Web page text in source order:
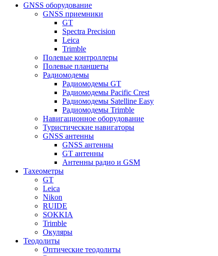
GNSS оборудование
GNSS приемники
GT
Spectra Precision
Leica
Trimble
Полевые контроллеры
Полевые планшеты
Радиомодемы
Радиомодемы GT
Радиомодемы Pacific Crest
Радиомодемы Satelline Easy
Радиомодемы Trimble
Навигационное оборудование
Туристические навигаторы
GNSS антенны
GNSS антенны
GT антенны
Антенны радио и GSM
Тахеометры
GT
Leica
Nikon
RUIDE
SOKKIA
Trimble
Окуляры
Теодолиты
Оптические теодолиты